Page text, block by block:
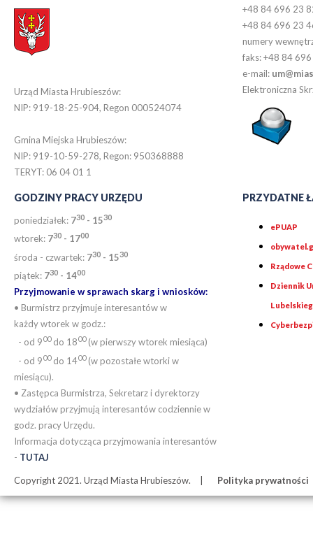
Urząd Miasta Hrubieszów:
NIP: 919-18-25-904, Regon 000524074
Gmina Miejska Hrubieszów:
NIP: 919-10-59-278, Regon: 950368888
TERYT: 06 04 01 1
+48 84 696 23
+48 84 696 23
numery
faks: +48 84
e-mail:
Elektroniczna
GODZINY PRACY URZĘDU
poniedziałek: 730 - 1530
wtorek: 730 - 1700
środa - czwartek: 730 - 1530
piątek: 730 - 1400
Przyjmowanie w sprawach skarg i wniosków:
• Burmistrz przyjmuje interesantów w
każdy wtorek w godz.:
- od 900do 1800(w pierwszy wtorek miesiąca)
- od 900do 1400(w pozostałe wtorki w
miesiącu).
• Zastępca Burmistrza, Sekretarz i dyrektorzy
wydziałów przyjmują interesantów codziennie w
godz. pracy Urzędu.
Informacja dotycząca przyjmowania interesantów
- TUTAJ
PRZYDATNE
ePUAP
Rządowe
Dziennik
Copyright 2021. Urząd Miasta Hrubieszów. Polityka prywatności